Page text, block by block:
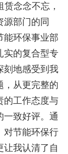
念念不忘，
部门的同
能环保事业部
实的复合型专
刻地感受到我
，从更完整的
的工作态度与
一致好评。通
对节能环保行
让我认清了自